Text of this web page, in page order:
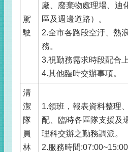
駕
駛
廠、廢棄物處理場、迪
區及週邊道路）。
2.全市各路段空汙、熱
務。
3.視勤務需求時段配合上
4.其他臨時交辦事項。
清
潔
隊
員
林
1.領班，報表資料整理
配、臨時各區隊支援及
理科交辦之勤務調派。
2.服務時間:07:00~15:00